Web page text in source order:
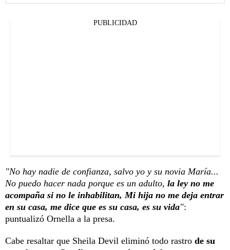
PUBLICIDAD
"No hay nadie de confianza, salvo yo y su novia María...
No puedo hacer nada porque es un adulto, la ley no me
acompaña si no le inhabilitan, Mi hija no me deja entrar
en su casa, me dice que es su casa, es su vida":
puntualizó Ornella a la presa.
Cabe resaltar que Sheila Devil eliminó todo rastro de su